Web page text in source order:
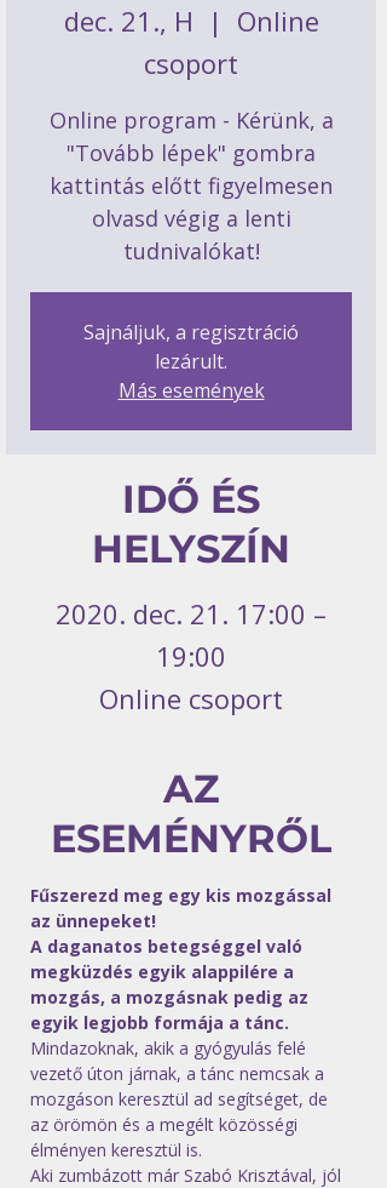
dec. 21., H
  |
Online
csoport
Online program - Kérünk, a
"Tovább lépek" gombra
kattintás előtt figyelmesen
olvasd végig a lenti
tudnivalókat!
Sajnáljuk, a regisztráció
lezárult.
Más események
IDŐ ÉS
HELYSZÍN
2020. dec. 21. 17:00 –
19:00
Online csoport
AZ
ESEMÉNYRŐL
Fűszerezd meg egy kis mozgással
az ünnepeket!
A daganatos betegséggel való
megküzdés egyik alappilére a
mozgás, a mozgásnak pedig az
egyik legjobb formája a tánc.
Mindazoknak, akik a gyógyulás felé
vezető úton járnak, a tánc nemcsak a
mozgáson keresztül ad segítséget, de
az örömön és a megélt közösségi
élményen keresztül is.
Aki zumbázott már Szabó Krisztával, jól